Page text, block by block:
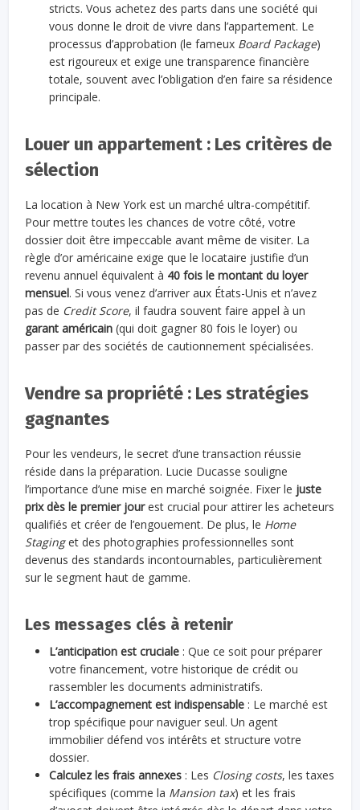
stricts. Vous achetez des parts dans une société qui
vous donne le droit de vivre dans l’appartement. Le
processus d’approbation (le fameux Board Package)
est rigoureux et exige une transparence financière
totale, souvent avec l’obligation d’en faire sa résidence
principale.
Louer un appartement : Les critères de
sélection
La location à New York est un marché ultra-compétitif.
Pour mettre toutes les chances de votre côté, votre
dossier doit être impeccable avant même de visiter. La
règle d’or américaine exige que le locataire justifie d’un
revenu annuel équivalent à 40 fois le montant du loyer
mensuel. Si vous venez d’arriver aux États-Unis et n’avez
pas de Credit Score, il faudra souvent faire appel à un
garant américain (qui doit gagner 80 fois le loyer) ou
passer par des sociétés de cautionnement spécialisées.
Vendre sa propriété : Les stratégies
gagnantes
Pour les vendeurs, le secret d’une transaction réussie
réside dans la préparation. Lucie Ducasse souligne
l’importance d’une mise en marché soignée. Fixer le juste
prix dès le premier jourest crucial pour attirer les acheteurs
qualifiés et créer de l’engouement. De plus, le Home
Staginget des photographies professionnelles sont
devenus des standards incontournables, particulièrement
sur le segment haut de gamme.
Les messages clés à retenir
L’anticipation est cruciale : Que ce soit pour préparer
votre financement, votre historique de crédit ou
rassembler les documents administratifs.
L’accompagnement est indispensable : Le marché est
trop spécifique pour naviguer seul. Un agent
immobilier défend vos intérêts et structure votre
dossier.
Calculez les frais annexes : Les Closing costs, les taxes
spécifiques (comme la Mansion tax) et les frais